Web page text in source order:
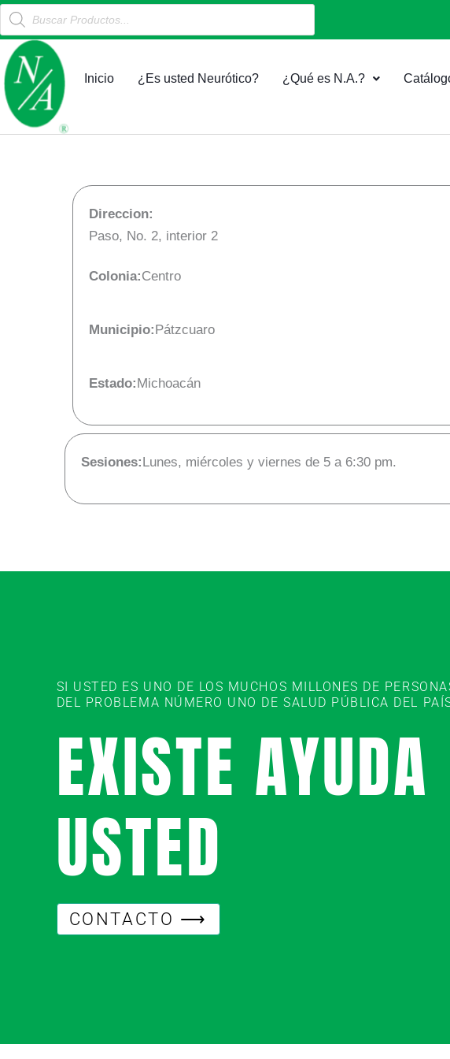
al
contenido
Products
search
Inicio ¿Es usted Neurótico? ¿Qué es N.A.?
Direccion:
Paso, No. 2, interior 2
Colonia:Centro
Municipio:Pátzcuaro
Estado:Michoacán
Sesiones:Lunes, miércoles y viernes de 5 a 6:30 pm.
SI USTED ES UNO DE LOS MUCHOS MILLONES DE
DEL PROBLEMA NÚMERO UNO DE SALUD PÚBLICA DEL
EXISTE
USTED
CONTACTO ⟶